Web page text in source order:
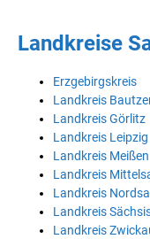
Landkreise
Erzgebirgskreis
Landkreis
Landkreis Görlitz
Landkreis Leipzig
Landkreis Meißen
Landkreis
Landkreis
Landkreis
Landkreis